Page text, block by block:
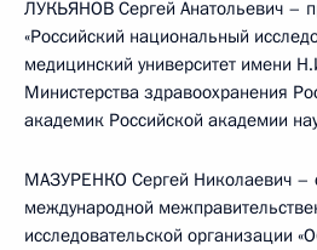
ЛУКЬЯНОВ Сергей Анатольевич –
«Российский национальный
медицинский университет имени
Министерства здравоохранения
академик Российской академии
МАЗУРЕНКО Сергей Николаевич –
международной
исследовательской организации